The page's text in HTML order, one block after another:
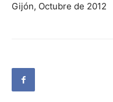
Gijón, Octubre de 2012